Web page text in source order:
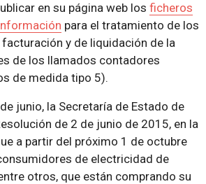
en su página web los ficheros
para el tratamiento de los
y de liquidación de la
de los llamados contadores
de medida tipo 5).
junio, la Secretaría de Estado de
de 2 de junio de 2015, en la
a partir del próximo 1 de octubre
de electricidad de
otros, que están comprando su